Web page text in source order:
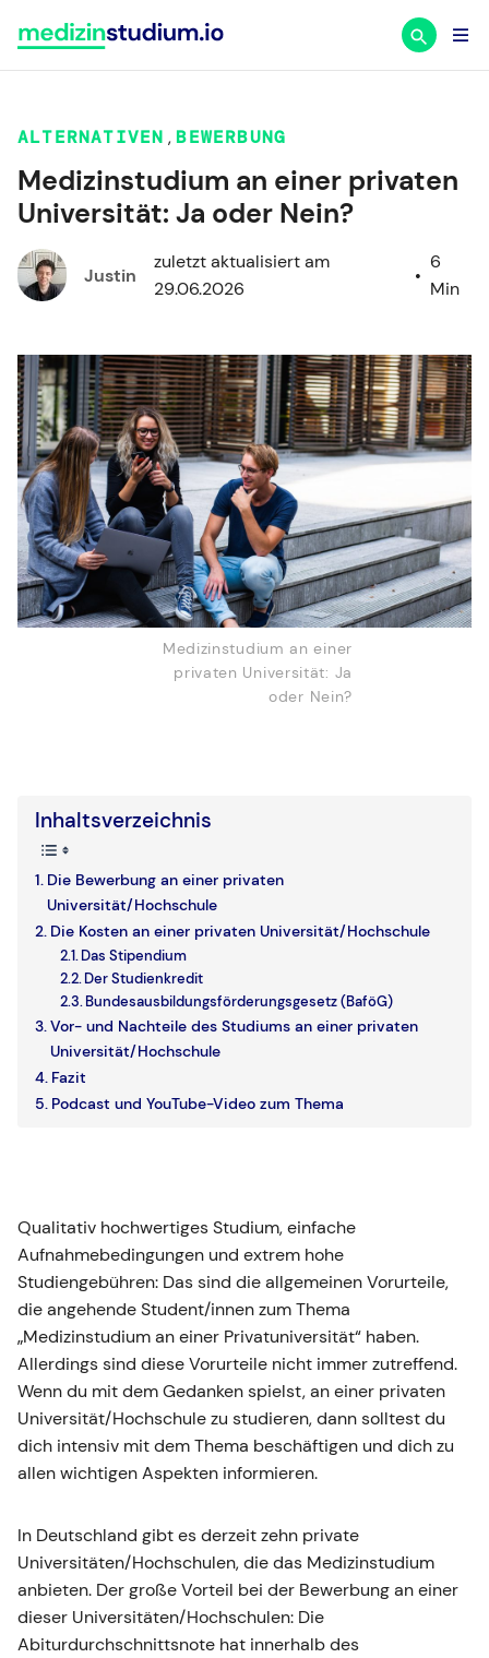
Inhalt
springen
ALTERNATIVEN ,BEWERBUNG
Medizinstudium an einer privaten
Universität: Ja oder Nein?
Justin
zuletzt aktualisiert am
29.06.2026
•
6
Min
Medizinstudium an einer
privaten Universität: Ja
oder Nein?
Inhaltsverzeichnis
Die Bewerbung an einer privaten
Universität/Hochschule
Die Kosten an einer privaten Universität/Hochschule
Das Stipendium
Der Studienkredit
Bundesausbildungsförderungsgesetz (BaföG)
Vor- und Nachteile des Studiums an einer privaten
Universität/Hochschule
Fazit
Podcast und YouTube-Video zum Thema
Qualitativ hochwertiges Studium, einfache
Aufnahmebedingungen und extrem hohe
Studiengebühren: Das sind die allgemeinen Vorurteile,
die angehende Student/innen zum Thema
„Medizinstudium an einer Privatuniversität“ haben.
Allerdings sind diese Vorurteile nicht immer zutreffend.
Wenn du mit dem Gedanken spielst, an einer privaten
Universität/Hochschule zu studieren, dann solltest du
dich intensiv mit dem Thema beschäftigen und dich zu
allen wichtigen Aspekten informieren.
In Deutschland gibt es derzeit zehn private
Universitäten/Hochschulen, die das Medizinstudium
anbieten. Der große Vorteil bei der Bewerbung an einer
dieser Universitäten/Hochschulen: Die
Abiturdurchschnittsnote hat innerhalb des